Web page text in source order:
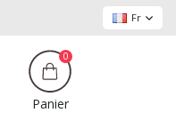
Fr
0
Panier